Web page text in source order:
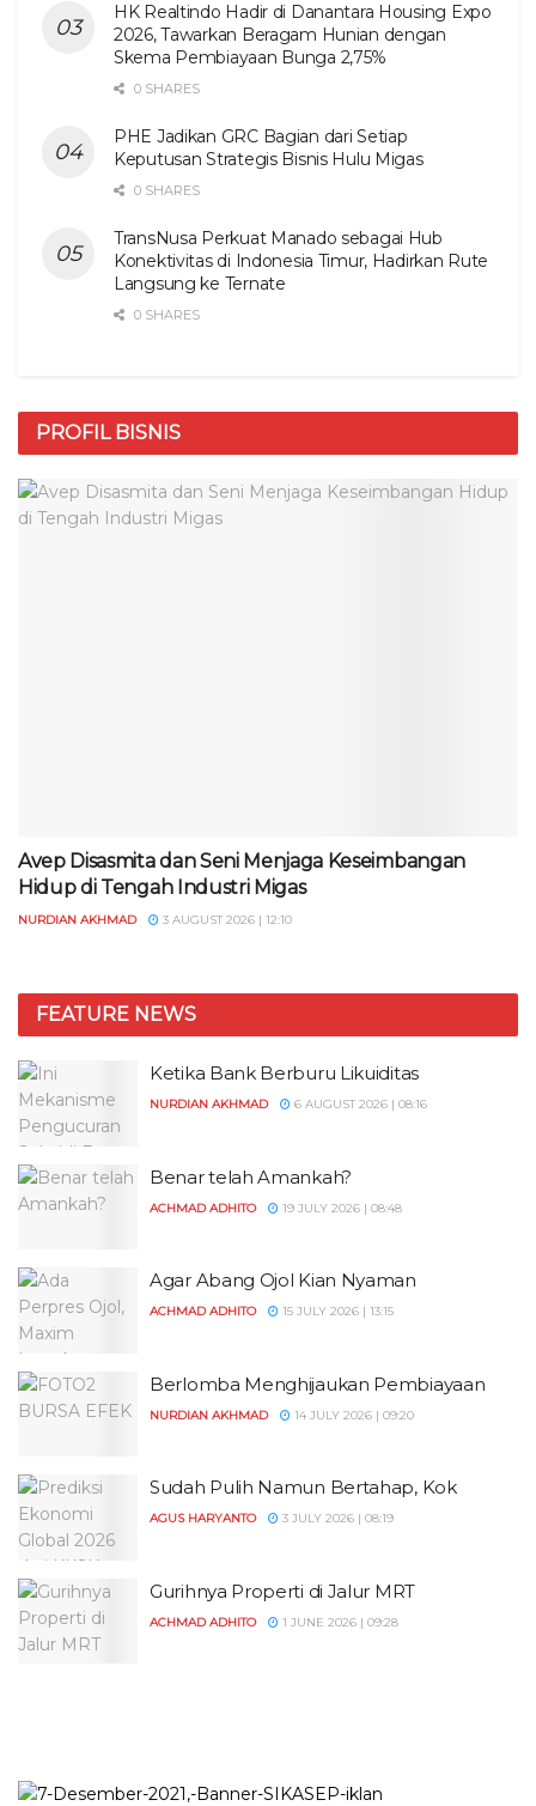
HK Realtindo Hadir di Danantara Housing Expo
2026, Tawarkan Beragam Hunian dengan
Skema Pembiayaan Bunga 2,75%
0 SHARES
PHE Jadikan GRC Bagian dari Setiap
Keputusan Strategis Bisnis Hulu Migas
0 SHARES
TransNusa Perkuat Manado sebagai Hub
Konektivitas di Indonesia Timur, Hadirkan Rute
Langsung ke Ternate
0 SHARES
PROFIL BISNIS
Avep Disasmita dan Seni Menjaga Keseimbangan
Hidup di Tengah Industri Migas
NURDIAN AKHMAD 3 AUGUST 2026 | 12:10
FEATURE NEWS
Ketika Bank Berburu Likuiditas
NURDIAN AKHMAD 6 AUGUST 2026 | 08:16
Benar telah Amankah?
ACHMAD ADHITO 19 JULY 2026 | 08:48
Agar Abang Ojol Kian Nyaman
ACHMAD ADHITO 15 JULY 2026 | 13:15
Berlomba Menghijaukan Pembiayaan
NURDIAN AKHMAD 14 JULY 2026 | 09:20
Sudah Pulih Namun Bertahap, Kok
AGUS HARYANTO 3 JULY 2026 | 08:19
Gurihnya Properti di Jalur MRT
ACHMAD ADHITO 1 JUNE 2026 | 09:28